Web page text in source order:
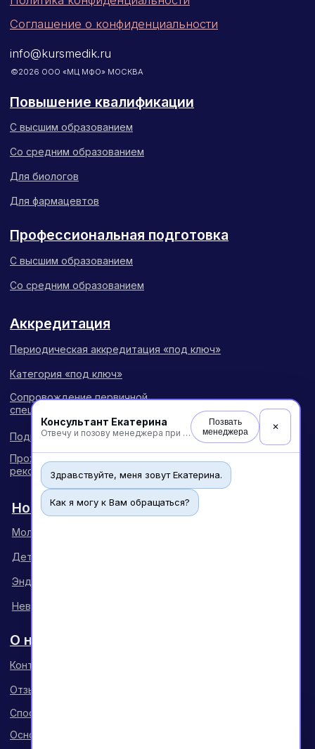
Консультант Екатерина
Отвечу и позову менеджера при необходимости
Позвать
менеджера
✕
Здравствуйте, меня зовут Екатерина.
Как я могу к Вам обращаться?